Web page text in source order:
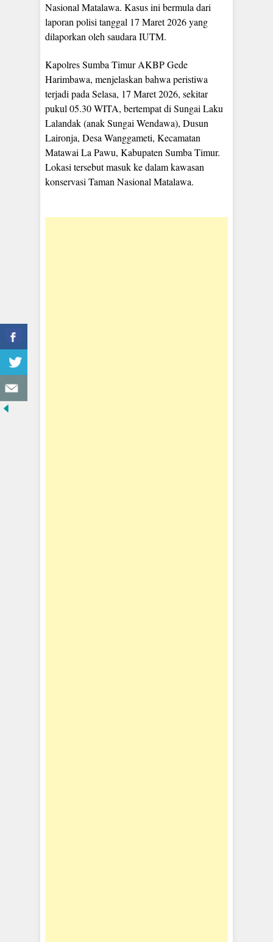
Nasional Matalawa. Kasus ini bermula dari
laporan polisi tanggal 17 Maret 2026 yang
dilaporkan oleh saudara IUTM.
Kapolres Sumba Timur AKBP Gede
Harimbawa, menjelaskan bahwa peristiwa
terjadi pada Selasa, 17 Maret 2026, sekitar
pukul 05.30 WITA, bertempat di Sungai Laku
Lalandak (anak Sungai Wendawa), Dusun
Laironja, Desa Wanggameti, Kecamatan
Matawai La Pawu, Kabupaten Sumba Timur.
Lokasi tersebut masuk ke dalam kawasan
konservasi Taman Nasional Matalawa.